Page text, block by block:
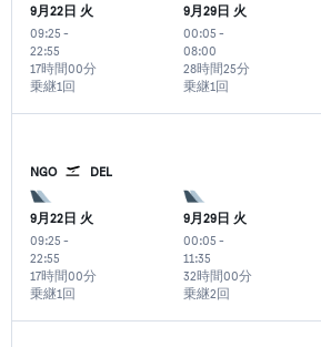
9月22日 火
09:25 -
22:55
乗継1回
17時間00分
9月29日 火
00:05 -
08:00
乗継1回
28時間25分
NGO DEL
9月22日 火
09:25 -
22:55
乗継1回
17時間00分
9月29日 火
00:05 -
11:35
乗継2回
32時間00分